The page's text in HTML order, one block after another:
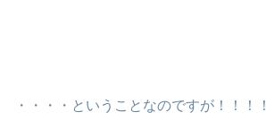
・・・・ということなのですが！！！！